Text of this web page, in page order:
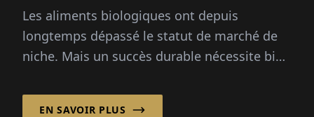
meilleurs. »
Les aliments biologiques ont depuis
longtemps dépassé le statut de marché de
niche. Mais un succès durable nécessite bien
der Kroft explique...
EN SAVOIR PLUS